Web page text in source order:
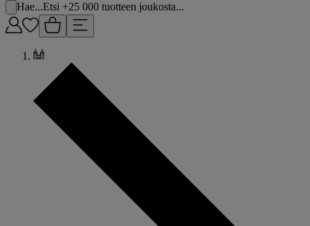
Hae...Etsi +25 000 tuotteen joukosta...